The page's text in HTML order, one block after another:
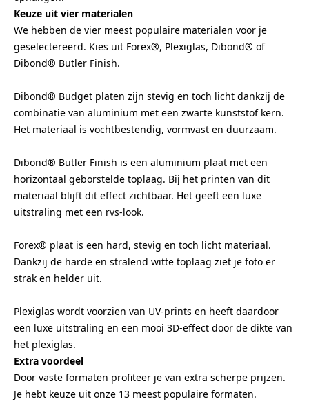
Keuze uit vier materialen
We hebben de vier meest populaire materialen voor je
geselectereerd. Kies uit Forex®, Plexiglas, Dibond® of
Dibond® Butler Finish.
Dibond® Budget platen zijn stevig en toch licht dankzij de
combinatie van aluminium met een zwarte kunststof kern.
Het materiaal is vochtbestendig, vormvast en duurzaam.
Dibond® Butler Finish is een aluminium plaat met een
horizontaal geborstelde toplaag. Bij het printen van dit
materiaal blijft dit effect zichtbaar. Het geeft een luxe
uitstraling met een rvs-look.
Forex® plaat is een hard, stevig en toch licht materiaal.
Dankzij de harde en stralend witte toplaag ziet je foto er
strak en helder uit.
Plexiglas wordt voorzien van UV-prints en heeft daardoor
een luxe uitstraling en een mooi 3D-effect door de dikte van
het plexiglas.
Extra voordeel
Door vaste formaten profiteer je van extra scherpe prijzen.
Je hebt keuze uit onze 13 meest populaire formaten.